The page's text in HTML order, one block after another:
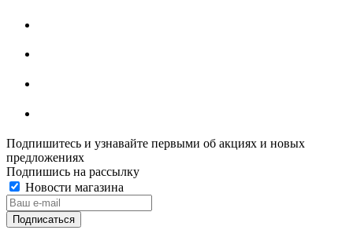
Подпишитесь и узнавайте первыми об акциях и новых
предложениях
Подпишись на рассылку
Новости магазина